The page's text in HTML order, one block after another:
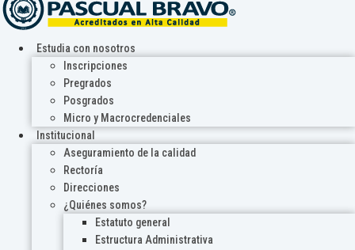
Estudia con nosotros
Inscripciones
Pregrados
Posgrados
Micro y Macrocredenciales
Institucional
Aseguramiento de la calidad
Rectoría
Direcciones
¿Quiénes somos?
Estatuto general
Estructura Administrativa